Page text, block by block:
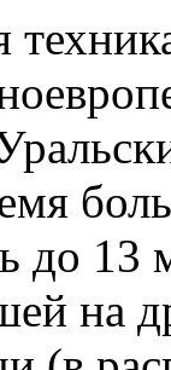
до 13
на